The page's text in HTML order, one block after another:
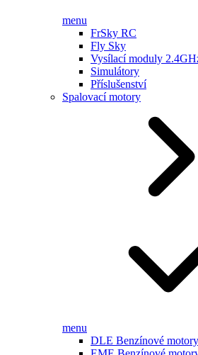
menu
FrSky RC
Fly Sky
Vysílací moduly
Simulátory
Příslušenství
Spalovací motory
menu
DLE Benzínové motory